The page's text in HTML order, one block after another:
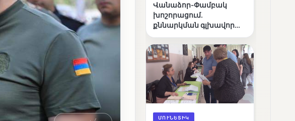
Վանաձոր-Փամբակ
խոշորացում.
քննարկման գլխավոր
կառավարո՞ւմ, թե՞
քաղաքական նպատակ
ՄՈՒՆԵՏԻԿ